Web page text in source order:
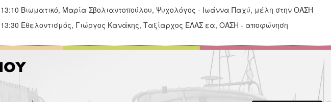
13:10 Βιωματικό, Μαρία Σβολιαντοπούλου, Ψυχολόγος - Ιωάννα Παχύ, μέλη στην ΟΑΣΗ
13:30 Εθελοντισμός, Γιώργος Κανάκης, Ταξίαρχος ΕΛΑΣ εα, ΟΑΣΗ - αποφώνηση